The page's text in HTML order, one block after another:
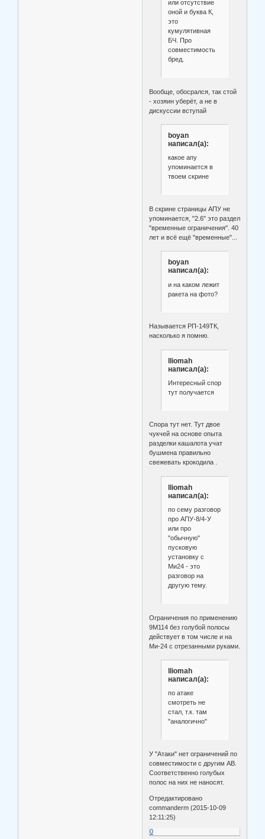
или отсутствие
оной и буква К,
это
кумулятивная
БЧ. Про
совместимость
бред.
Вообще, обосрался, так стой
- хозяин уберёт, а не в
дискуссии вступай
boyan
написал(а):
какое апу
упоминается в
твоем скрине
В скрине страницы АПУ не
упоминается, "2.6" это раздел
"временные ограничения". 40
лет и всё ещё "временные"...
boyan
написал(а):
и на каком лежит
ракета на фото?
Называется РП-149ТК,
насколько я помню.
lliomah
написал(а):
Интересный спор
тут получается
Спора тут нет. Тут двое
чукчей на основе опыта
разделки кашалота учат
бушмена правильно
свежевать крокодила .
lliomah
написал(а):
по сему разговор
про АПУ-8/4-У
или про
"обычную"
пусковую
установку с
Ми24 - это
разговор на
другую тему.
Ограничения по применению
9М114 без голубой полосы
действует в том числе и на
Ми-24 с отрезанными руками.
lliomah
написал(а):
по атаке
смотреть не
стал, т.к. там
"аналогично"
У "Атаки" нет ограничений по
совместимости с другим АВ.
Соответственно голубых
полос на них не наносят.
Отредактировано
commanderm (2015-10-09
12:11:25)
0